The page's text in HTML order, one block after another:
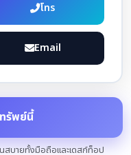
โทร
Email
รัพย์นี้
สบายทั้งมือถือและเดสก์ท็อป